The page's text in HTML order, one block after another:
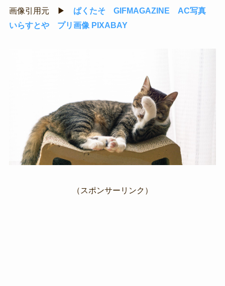
画像引用元 ▶ ぱくたそ GIFMAGAZINE
AC写真
いらすとや
プリ画像 PIXABAY
（スポンサーリンク）